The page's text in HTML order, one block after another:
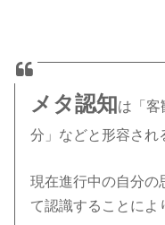
メタ認知は「客
分」などと形容され
現在進行中の自分の
て認識することによ